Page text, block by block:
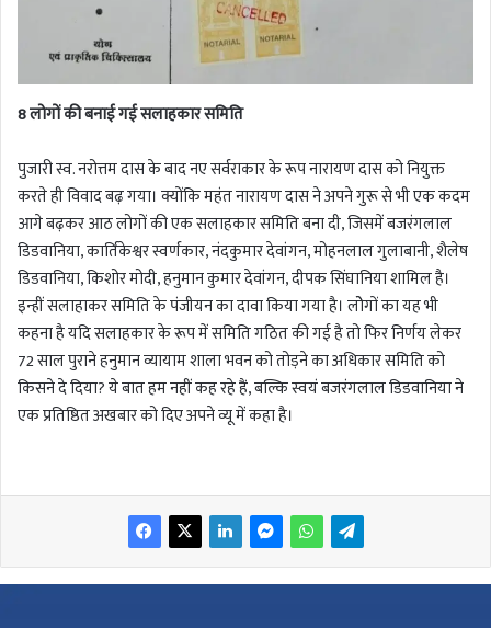
8 लोगों की बनाई गई सलाहकार समिति
पुजारी स्व. नरोत्तम दास के बाद नए सर्वराकार के रूप नारायण दास को नियुक्त
करते ही विवाद बढ़ गया। क्योंकि महंत नारायण दास ने अपने गुरू से भी एक कदम
आगे बढ़कर आठ लोगों की एक सलाहकार समिति बना दी, जिसमें बजरंगलाल
डिडवानिया, कार्तिकेश्वर स्वर्णकार, नंदकुमार देवांगन, मोहनलाल गुलाबानी, शैलेष
डिडवानिया, किशोर मोदी, हनुमान कुमार देवांगन, दीपक सिंघानिया शामिल है।
इन्हीं सलाहाकर समिति के पंजीयन का दावा किया गया है। लोेगों का यह भी
कहना है यदि सलाहकार के रूप में समिति गठित की गई है तो फिर निर्णय लेकर
72 साल पुराने हनुमान व्यायाम शाला भवन को तोड़ने का अधिकार समिति को
किसने दे दिया? ये बात हम नहीं कह रहे हैं, बल्कि स्वयं बजरंगलाल डिडवानिया ने
एक प्रतिष्ठित अखबार को दिए अपने व्यू में कहा है।